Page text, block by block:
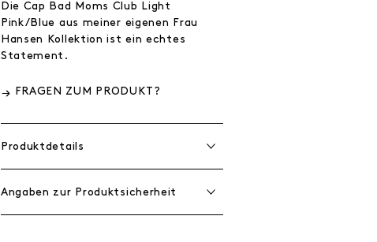
Die Cap Bad Moms Club Light
Pink/Blue aus meiner eigenen Frau
Hansen Kollektion ist ein echtes
Statement.
FRAGEN ZUM PRODUKT?
Produktdetails
Angaben zur Produktsicherheit